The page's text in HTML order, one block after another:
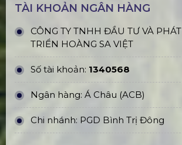
TÀI KHOẢN NGÂN HÀNG
CÔNG TY TNHH ĐẦU TƯ VÀ PHÁT
TRIỂN HOÀNG SA VIỆT
Số tài khoản: 1340568
Ngân hàng: Á Châu (ACB)
Chi nhánh: PGD Bình Trị Đông